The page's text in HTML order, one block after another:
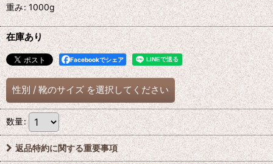
重み:1000g
在庫あり
Facebookでシェア
性別 / 靴のサイズ を選択してください
数量:
返品特約に関する重要事項